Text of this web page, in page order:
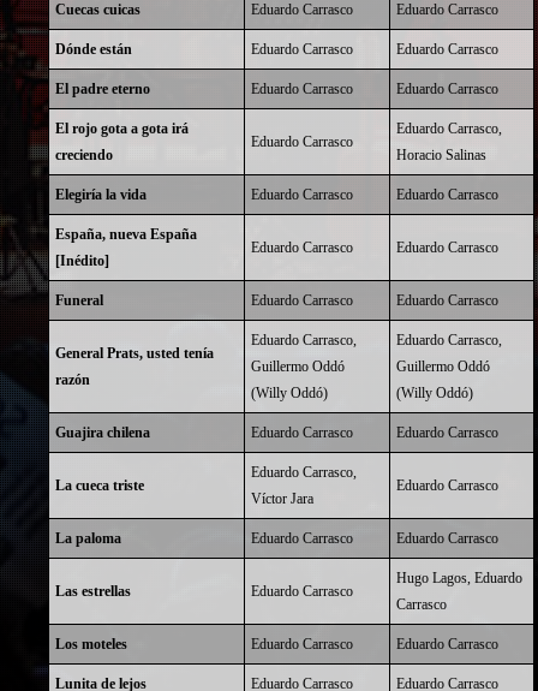
Cuecas cuicas Eduardo Carrasco Eduardo Carrasco
Dónde están Eduardo Carrasco Eduardo Carrasco
El padre eterno Eduardo Carrasco Eduardo Carrasco
El rojo gota a gota irá
creciendo
Eduardo Carrasco
Eduardo Carrasco,
Horacio Salinas
Elegiría la vida Eduardo Carrasco Eduardo Carrasco
España, nueva España
[Inédito]
Eduardo Carrasco Eduardo Carrasco
Funeral Eduardo Carrasco Eduardo Carrasco
General Prats, usted tenía
razón
Eduardo Carrasco,
Guillermo Oddó
(Willy Oddó)
Eduardo Carrasco,
Guillermo Oddó
(Willy Oddó)
Guajira chilena Eduardo Carrasco Eduardo Carrasco
La cueca triste
Eduardo Carrasco,
Víctor Jara
Eduardo Carrasco
La paloma Eduardo Carrasco Eduardo Carrasco
Las estrellas Eduardo Carrasco
Hugo Lagos, Eduardo
Carrasco
Los moteles Eduardo Carrasco Eduardo Carrasco
Lunita de lejos Eduardo Carrasco Eduardo Carrasco